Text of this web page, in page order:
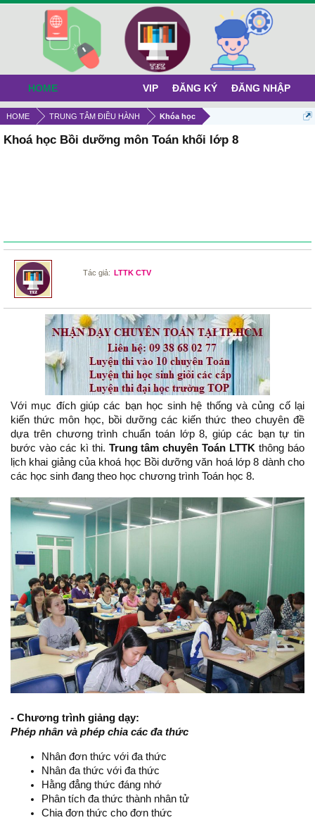
HOME TRUNG TÂM ĐIỀU HÀNH Khóa học
Khoá học Bồi dưỡng môn Toán khối lớp 8
Tác giả: LTTK CTV
Với mục đích giúp các bạn học sinh hệ thống và củng cố lại
kiến thức môn học, bồi dưỡng các kiến thức theo chuyên đề
dựa trên chương trình chuẩn toán lớp 8, giúp các bạn tự tin
bước vào các kì thi. Trung tâm chuyên Toán LTTK thông báo
lịch khai giảng của khoá học Bồi dưỡng văn hoá lớp 8 dành cho
các học sinh đang theo học chương trình Toán học 8.
- Chương trình giảng dạy:
Phép nhân và phép chia các đa thức
Nhân đơn thức với đa thức
Nhân đa thức với đa thức
Hằng đẳng thức đáng nhớ
Phân tích đa thức thành nhân tử
Chia đơn thức cho đơn thức
HOME VIP ĐĂNG KÝ ĐĂNG NHẬP